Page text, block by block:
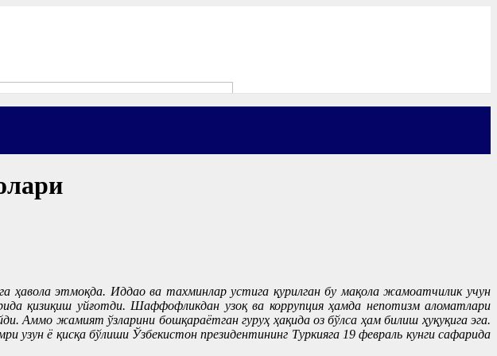
ҳавола этмоқда. Иддао ва тахминлар устига қурилган бу мақола жамоатчилик учун
қизиқиш уйғотди. Шаффофликдан узоқ ва коррупция ҳамда непотизм аломатлари
Аммо жамият ўзларини бошқараëтган гуруҳ ҳақида оз бўлса ҳам билиш ҳуқуқига эга.
узун ë қисқа бўлиши Ўзбекистон президентининг Туркияга 19 февраль кунги сафарида